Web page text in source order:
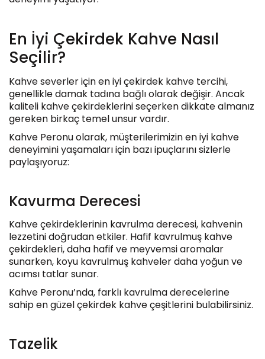
En İyi Çekirdek Kahve Nasıl
Seçilir?
Kahve severler için en iyi çekirdek kahve tercihi,
genellikle damak tadına bağlı olarak değişir. Ancak
kaliteli kahve çekirdeklerini seçerken dikkate almanız
gereken birkaç temel unsur vardır.
Kahve Peronu olarak, müşterilerimizin en iyi kahve
deneyimini yaşamaları için bazı ipuçlarını sizlerle
paylaşıyoruz:
Kavurma Derecesi
Kahve çekirdeklerinin kavrulma derecesi, kahvenin
lezzetini doğrudan etkiler. Hafif kavrulmuş kahve
çekirdekleri, daha hafif ve meyvemsi aromalar
sunarken, koyu kavrulmuş kahveler daha yoğun ve
acımsı tatlar sunar.
Kahve Peronu’nda, farklı kavrulma derecelerine
sahip en güzel çekirdek kahve çeşitlerini bulabilirsiniz.
Tazelik